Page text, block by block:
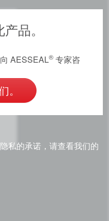
品。
AESSEAL® 专家咨
。
私的承诺，请查看我们的